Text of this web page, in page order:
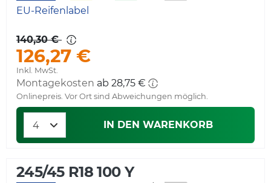
EU-Reifenlabel
140,30 €
126,27 €
Inkl. MwSt.
Montagekosten ab 28,75 €
Onlinepreis. Vor Ort sind Abweichungen möglich.
IN DEN WARENKORB
245/45 R18 100 Y